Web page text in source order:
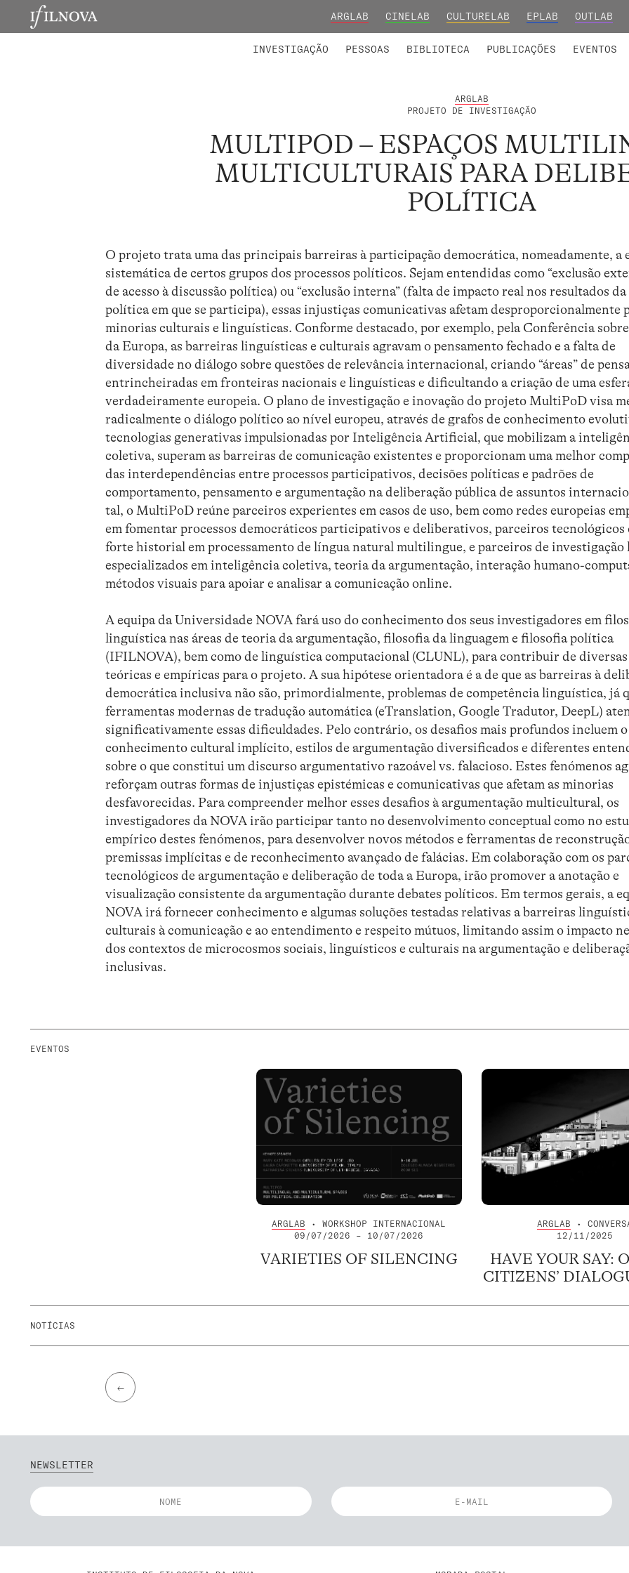
ARGLAB CINELAB CULTURELAB EPLAB OUTLAB
INVESTIGAÇÃO PESSOAS BIBLIOTECA PUBLICAÇÕES EVENTOS
ARGLAB
PROJETO DE INVESTIGAÇÃO
MULTIPOD – ESPAÇOS
MULTICULTURAIS PARA
POLÍTICA
O projeto trata uma das principais barreiras à participação democrática, nomeadamente, a
sistemática de certos grupos dos processos políticos. Sejam entendidas como “exclusão
de acesso à discussão política) ou “exclusão interna” (falta de impacto real nos resultados
política em que se participa), essas injustiças comunicativas afetam desproporcionalmente
minorias culturais e linguísticas. Conforme destacado, por exemplo, pela Conferência
da Europa, as barreiras linguísticas e culturais agravam o pensamento fechado e a falta de
diversidade no diálogo sobre questões de relevância internacional, criando “áreas” de
entrincheiradas em fronteiras nacionais e linguísticas e dificultando a criação de uma
verdadeiramente europeia. O plano de investigação e inovação do projeto MultiPoD visa
radicalmente o diálogo político ao nível europeu, através de grafos de conhecimento
tecnologias generativas impulsionadas por Inteligência Artificial, que mobilizam a
coletiva, superam as barreiras de comunicação existentes e proporcionam uma melhor
das interdependências entre processos participativos, decisões políticas e padrões de
comportamento, pensamento e argumentação na deliberação pública de assuntos
tal, o MultiPoD reúne parceiros experientes em casos de uso, bem como redes europeias
em fomentar processos democráticos participativos e deliberativos, parceiros tecnológicos
forte historial em processamento de língua natural multilingue, e parceiros de investigação
especializados em inteligência coletiva, teoria da argumentação, interação humano-
métodos visuais para apoiar e analisar a comunicação online.
A equipa da Universidade NOVA fará uso do conhecimento dos seus investigadores em
linguística nas áreas de teoria da argumentação, filosofia da linguagem e filosofia política
(IFILNOVA), bem como de linguística computacional (CLUNL), para contribuir de
teóricas e empíricas para o projeto. A sua hipótese orientadora é a de que as barreiras à
democrática inclusiva não são, primordialmente, problemas de competência linguística, já
ferramentas modernas de tradução automática (eTranslation, Google Tradutor, DeepL)
significativamente essas dificuldades. Pelo contrário, os desafios mais profundos incluem o
conhecimento cultural implícito, estilos de argumentação diversificados e diferentes
sobre o que constitui um discurso argumentativo razoável vs. falacioso. Estes fenómenos
reforçam outras formas de injustiças epistémicas e comunicativas que afetam as minorias
desfavorecidas. Para compreender melhor esses desafios à argumentação multicultural, os
investigadores da NOVA irão participar tanto no desenvolvimento conceptual como no
empírico destes fenómenos, para desenvolver novos métodos e ferramentas de
premissas implícitas e de reconhecimento avançado de falácias. Em colaboração com os
tecnológicos de argumentação e deliberação de toda a Europa, irão promover a anotação e
visualização consistente da argumentação durante debates políticos. Em termos gerais, a
NOVA irá fornecer conhecimento e algumas soluções testadas relativas a barreiras
culturais à comunicação e ao entendimento e respeito mútuos, limitando assim o impacto
dos contextos de microcosmos sociais, linguísticos e culturais na argumentação e
inclusivas.
EVENTOS
ARGLAB • WORKSHOP INTERNACIONAL
09/07/2026 – 10/07/2026
VARIETIES OF SILENCING
ARGLAB •
12/11/2025
HAVE YOUR SAY:
CITIZENS’
NOTÍCIAS
←
NEWSLETTER